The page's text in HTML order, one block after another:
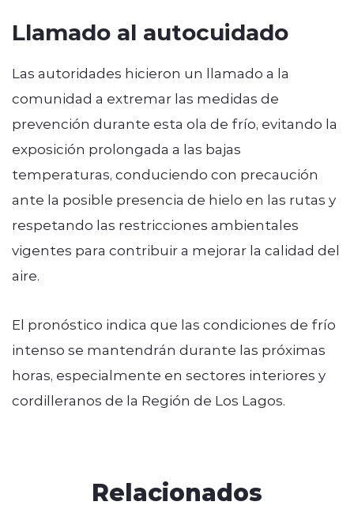
Llamado al autocuidado
Las autoridades hicieron un llamado a la
comunidad a extremar las medidas de
prevención durante esta ola de frío, evitando la
exposición prolongada a las bajas
temperaturas, conduciendo con precaución
ante la posible presencia de hielo en las rutas y
respetando las restricciones ambientales
vigentes para contribuir a mejorar la calidad del
aire.
El pronóstico indica que las condiciones de frío
intenso se mantendrán durante las próximas
horas, especialmente en sectores interiores y
cordilleranos de la Región de Los Lagos.
Relacionados